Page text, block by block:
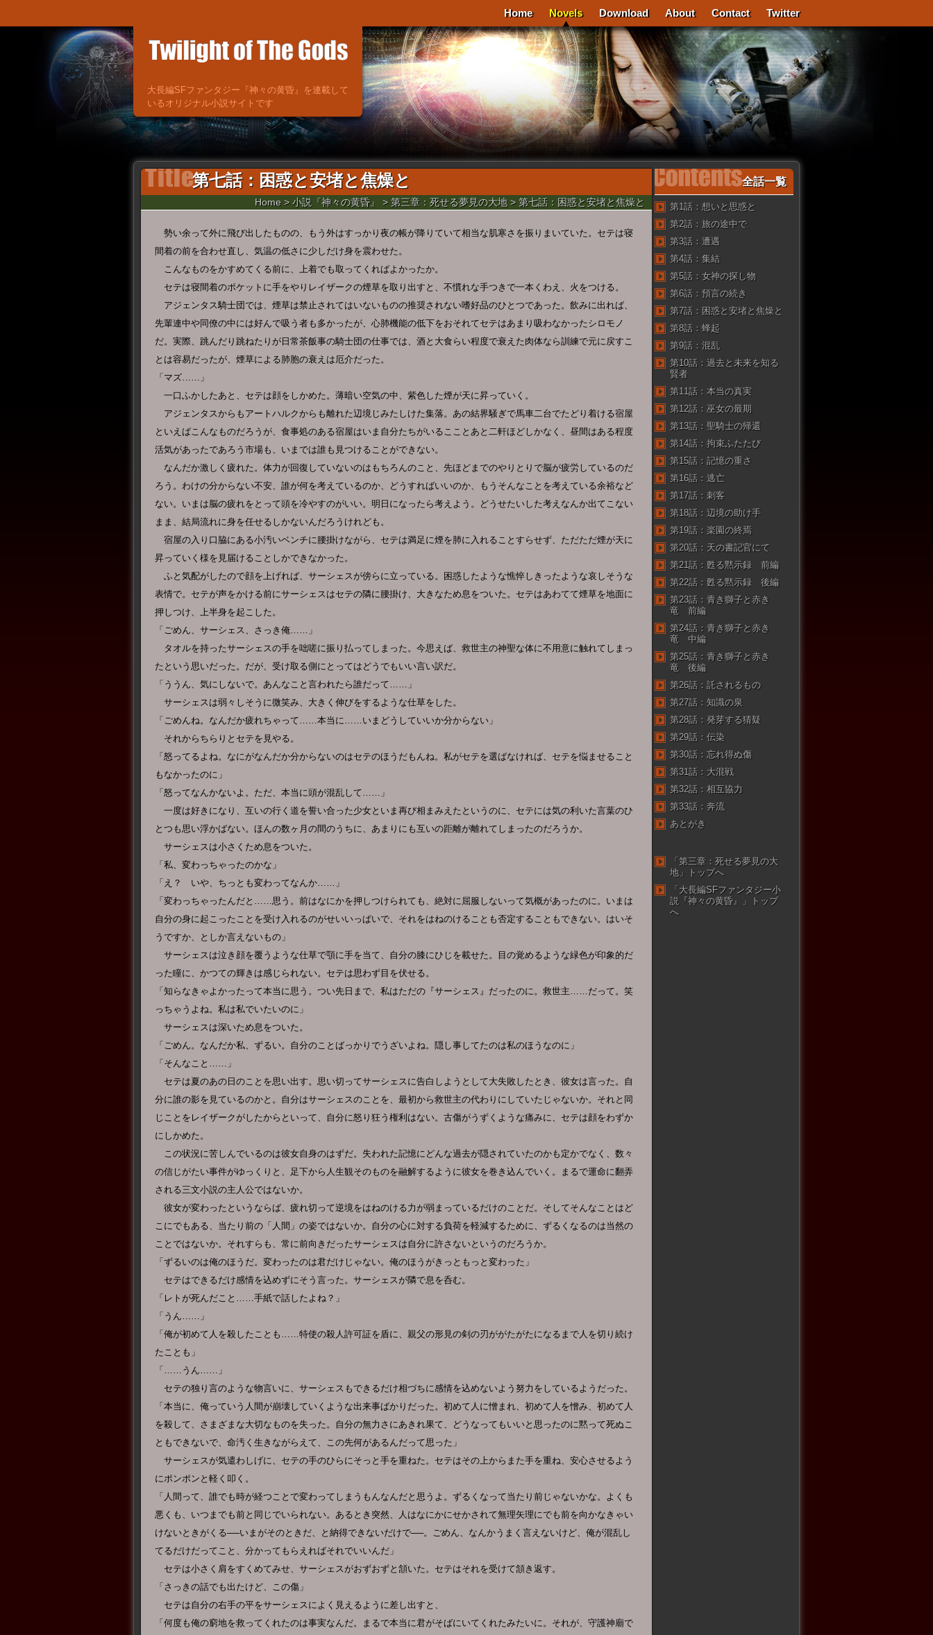
大長編SFファンタジー『神々の黄昏』を連載して
いるオリジナル小説サイトです
Home Novels Download About Contact Twitter
第七話：困惑と安堵と焦燥と
Home >小説『神々の黄昏』 >第三章：死せる夢見の大地 > 第七話：困惑と安堵と焦燥と
勢い余って外に飛び出したものの、もう外はすっかり夜の帳が降りていて相当な肌寒さを振りまいていた。セテは寝
間着の前を合わせ直し、気温の低さに少しだけ身を震わせた。
こんなものをかすめてくる前に、上着でも取ってくればよかったか。
セテは寝間着のポケットに手をやりレイザークの煙草を取り出すと、不慣れな手つきで一本くわえ、火をつける。
アジェンタス騎士団では、煙草は禁止されてはいないものの推奨されない嗜好品のひとつであった。飲みに出れば、
先輩連中や同僚の中には好んで吸う者も多かったが、心肺機能の低下をおそれてセテはあまり吸わなかったシロモノ
だ。実際、跳んだり跳ねたりが日常茶飯事の騎士団の仕事では、酒と大食らい程度で衰えた肉体なら訓練で元に戻すこ
とは容易だったが、煙草による肺胞の衰えは厄介だった。
「マズ……」
一口ふかしたあと、セテは顔をしかめた。薄暗い空気の中、紫色した煙が天に昇っていく。
アジェンタスからもアートハルクからも離れた辺境じみたしけた集落。あの結界騒ぎで馬車二台でたどり着ける宿屋
といえばこんなものだろうが、食事処のある宿屋はいま自分たちがいるこことあと二軒ほどしかなく、昼間はある程度
活気があったであろう市場も、いまでは誰も見つけることができない。
なんだか激しく疲れた。体力が回復していないのはもちろんのこと、先ほどまでのやりとりで脳が疲労しているのだ
ろう。わけの分からない不安、誰が何を考えているのか、どうすればいいのか、もうそんなことを考えている余裕など
ない。いまは脳の疲れをとって頭を冷やすのがいい。明日になったら考えよう。どうせたいした考えなんか出てこない
まま、結局流れに身を任せるしかないんだろうけれども。
宿屋の入り口脇にある小汚いベンチに腰掛けながら、セテは満足に煙を肺に入れることすらせず、ただただ煙が天に
昇っていく様を見届けることしかできなかった。
ふと気配がしたので顔を上げれば、サーシェスが傍らに立っている。困惑したような憔悴しきったような哀しそうな
表情で。セテが声をかける前にサーシェスはセテの隣に腰掛け、大きなため息をついた。セテはあわてて煙草を地面に
押しつけ、上半身を起こした。
「ごめん、サーシェス、さっき俺……」
タオルを持ったサーシェスの手を咄嗟に振り払ってしまった。今思えば、救世主の神聖な体に不用意に触れてしまっ
たという思いだった。だが、受け取る側にとってはどうでもいい言い訳だ。
「ううん、気にしないで。あんなこと言われたら誰だって……」
サーシェスは弱々しそうに微笑み、大きく伸びをするような仕草をした。
「ごめんね。なんだか疲れちゃって……本当に……いまどうしていいか分からない」
それからちらりとセテを見やる。
「怒ってるよね。なにがなんだか分からないのはセテのほうだもんね。私がセテを選ばなければ、セテを悩ませること
もなかったのに」
「怒ってなんかないよ。ただ、本当に頭が混乱して……」
一度は好きになり、互いの行く道を誓い合った少女といま再び相まみえたというのに、セテには気の利いた言葉のひ
とつも思い浮かばない。ほんの数ヶ月の間のうちに、あまりにも互いの距離が離れてしまったのだろうか。
サーシェスは小さくため息をついた。
「私、変わっちゃったのかな」
「え？ いや、ちっとも変わってなんか……」
「変わっちゃったんだと……思う。前はなにかを押しつけられても、絶対に屈服しないって気概があったのに。いまは
自分の身に起こったことを受け入れるのがせいいっぱいで、それをはねのけることも否定することもできない。はいそ
うですか、としか言えないもの」
サーシェスは泣き顔を覆うような仕草で顎に手を当て、自分の膝にひじを載せた。目の覚めるような緑色が印象的だ
った瞳に、かつての輝きは感じられない。セテは思わず目を伏せる。
「知らなきゃよかったって本当に思う。つい先日まで、私はただの『サーシェス』だったのに。救世主……だって。笑
っちゃうよね。私は私でいたいのに」
サーシェスは深いため息をついた。
「ごめん。なんだか私、ずるい。自分のことばっかりでうざいよね。隠し事してたのは私のほうなのに」
「そんなこと……」
セテは夏のあの日のことを思い出す。思い切ってサーシェスに告白しようとして大失敗したとき、彼女は言った。自
分に誰の影を見ているのかと。自分はサーシェスのことを、最初から救世主の代わりにしていたじゃないか。それと同
じことをレイザークがしたからといって、自分に怒り狂う権利はない。古傷がうずくような痛みに、セテは顔をわずか
にしかめた。
この状況に苦しんでいるのは彼女自身のはずだ。失われた記憶にどんな過去が隠されていたのかも定かでなく、数々
の信じがたい事件がゆっくりと、足下から人生観そのものを融解するように彼女を巻き込んでいく。まるで運命に翻弄
される三文小説の主人公ではないか。
彼女が変わったというならば、疲れ切って逆境をはねのける力が弱まっているだけのことだ。そしてそんなことはど
こにでもある、当たり前の「人間」の姿ではないか。自分の心に対する負荷を軽減するために、ずるくなるのは当然の
ことではないか。それすらも、常に前向きだったサーシェスは自分に許さないというのだろうか。
「ずるいのは俺のほうだ。変わったのは君だけじゃない。俺のほうがきっともっと変わった」
セテはできるだけ感情を込めずにそう言った。サーシェスが隣で息を呑む。
「レトが死んだこと……手紙で話したよね？」
「うん……」
「俺が初めて人を殺したことも……特使の殺人許可証を盾に、親父の形見の剣の刃ががたがたになるまで人を切り続け
たことも」
「……うん……」
セテの独り言のような物言いに、サーシェスもできるだけ相づちに感情を込めないよう努力をしているようだった。
「本当に、俺っていう人間が崩壊していくような出来事ばかりだった。初めて人に憎まれ、初めて人を憎み、初めて人
を殺して、さまざまな大切なものを失った。自分の無力さにあきれ果て、どうなってもいいと思ったのに黙って死ぬこ
ともできないで、命汚く生きながらえて、この先何があるんだって思った」
サーシェスが気遣わしげに、セテの手のひらにそっと手を重ねた。セテはその上からまた手を重ね、安心させるよう
にポンポンと軽く叩く。
「人間って、誰でも時が経つことで変わってしまうもんなんだと思うよ。ずるくなって当たり前じゃないかな。よくも
悪くも、いつまでも前と同じでいられない。あるとき突然、人はなにかにせかされて無理矢理にでも前を向かなきゃい
けないときがくる──いまがそのときだ、と納得できないだけで──。ごめん、なんかうまく言えないけど、俺が混乱し
てるだけだってこと、分かってもらえればそれでいいんだ」
セテは小さく肩をすくめてみせ、サーシェスがおずおずと頷いた。セテはそれを受けて頷き返す。
「さっきの話でも出たけど、この傷」
セテは自分の右手の平をサーシェスによく見えるように差し出すと、
「何度も俺の窮地を救ってくれたのは事実なんだ。まるで本当に君がそばにいてくれたみたいに。それが、守護神廟で
全話一覧
第1話：想いと思惑と
第2話：旅の途中で
第3話：遭遇
第4話：集結
第5話：女神の探し物
第6話：預言の続き
第7話：困惑と安堵と焦燥と
第8話：蜂起
第9話：混乱
第10話：過去と未来を知る
賢者
第11話：本当の真実
第12話：巫女の最期
第13話：聖騎士の帰還
第14話：拘束ふたたび
第15話：記憶の重さ
第16話：逃亡
第17話：刺客
第18話：辺境の助け手
第19話：楽園の終焉
第20話：天の書記官にて
第21話：甦る黙示録 前編
第22話：甦る黙示録 後編
第23話：青き獅子と赤き
竜 前編
第24話：青き獅子と赤き
竜 中編
第25話：青き獅子と赤き
竜 後編
第26話：託されるもの
第27話：知識の泉
第28話：発芽する猜疑
第29話：伝染
第30話：忘れ得ぬ傷
第31話：大混戦
第32話：相互協力
第33話：奔流
あとがき
「第三章：死せる夢見の大
地」トップへ
「大長編SFファンタジー小
説『神々の黄昏』」トップ
へ